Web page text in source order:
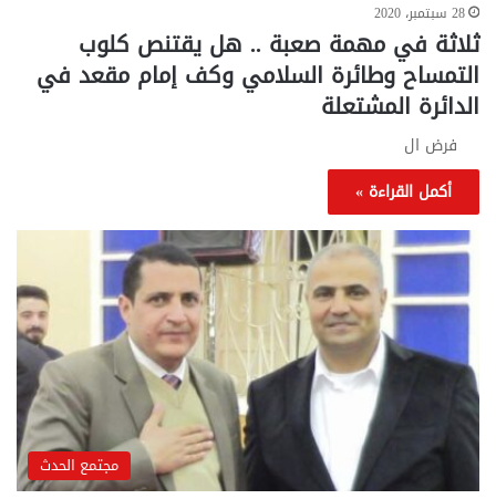
28 سبتمبر، 2020
ثلاثة في مهمة صعبة .. هل يقتنص كلوب
التمساح وطائرة السلامي وكف إمام مقعد في
الدائرة المشتعلة
فرض ال
أكمل القراءة »
مجتمع الحدث